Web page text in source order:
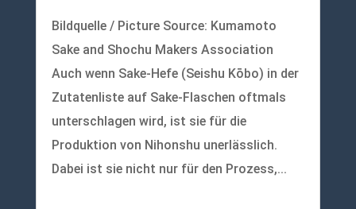
Bildquelle / Picture Source: Kumamoto
Sake and Shochu Makers Association
Auch wenn Sake-Hefe (Seishu Kōbo) in der
Zutatenliste auf Sake-Flaschen oftmals
unterschlagen wird, ist sie für die
Produktion von Nihonshu unerlässlich.
Dabei ist sie nicht nur für den Prozess,...